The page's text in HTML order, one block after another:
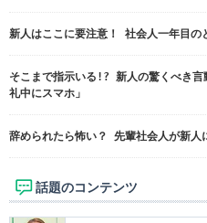
新人はここに要注意！ 社会人一年目の
そこまで指示いる!? 新人の驚くべき言
礼中にスマホ」
辞められたら怖い？ 先輩社会人が新人
話題のコンテンツ